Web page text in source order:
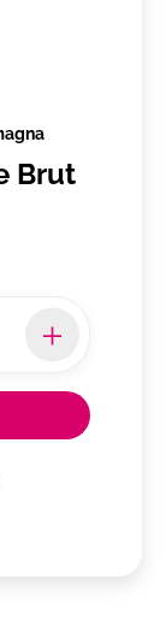
Brut